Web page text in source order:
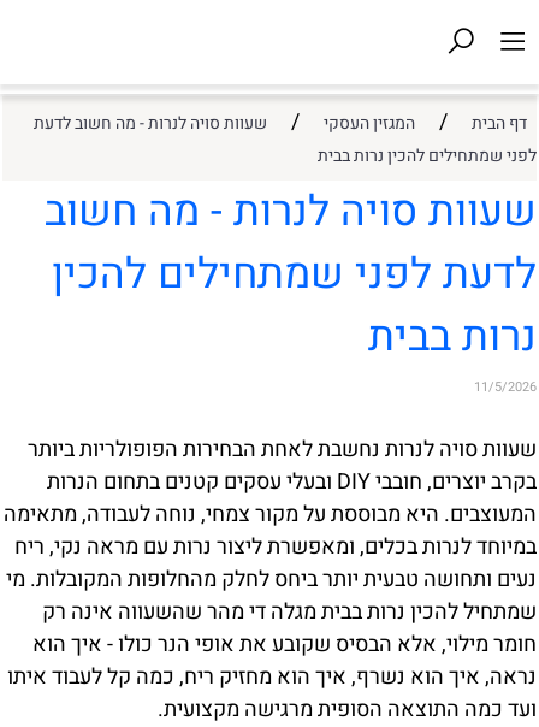
דף הבית / המגזין העסקי /
שעוות סויה לנרות - מה חשוב לדעת
לפני שמתחילים להכין נרות בבית
שעוות סויה לנרות - מה חשוב
לדעת לפני שמתחילים להכין
נרות בבית
11/5/2026
שעוות סויה לנרות נחשבת לאחת הבחירות הפופולריות ביותר
בקרב יוצרים, חובבי DIY ובעלי עסקים קטנים בתחום הנרות
המעוצבים. היא מבוססת על מקור צמחי, נוחה לעבודה, מתאימה
במיוחד לנרות בכלים, ומאפשרת ליצור נרות עם מראה נקי, ריח
נעים ותחושה טבעית יותר ביחס לחלק מהחלופות המקובלות. מי
שמתחיל להכין נרות בבית מגלה די מהר שהשעווה אינה רק
חומר מילוי, אלא הבסיס שקובע את אופי הנר כולו - איך הוא
נראה, איך הוא נשרף, איך הוא מחזיק ריח, כמה קל לעבוד איתו
ועד כמה התוצאה הסופית מרגישה מקצועית.